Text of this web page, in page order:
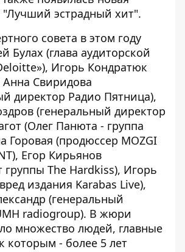
эстрадный хит".
совета в этом году
Булах (глава аудиторской
Игорь Кондратюк
Анна Свиридова
директор Радио Пятница),
(генеральный директор
(Олег Панюта - группа
(продюссер MOZGI
Егор Кирьянов
The Hardkiss), Игорь
издания Karabas Live),
(генеральный
radiogroup). В жюри
множество людей, главные
которым - более 5 лет